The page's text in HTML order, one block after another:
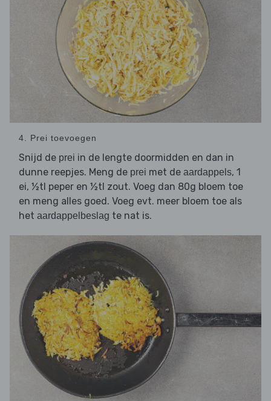
4. Prei toevoegen
Snijd de prei in de lengte doormidden en dan in
dunne reepjes. Meng de prei met de aardappels, 1
ei, ½tl peper en ½tl zout. Voeg dan 80g bloem toe
en meng alles goed. Voeg evt. meer bloem toe als
het aardappelbeslag te nat is.